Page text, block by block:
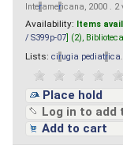
Interamericana, 2000 . 2
Availability: Items
/ S399p-07 ] (2),
Lists: cirugia pediatrica
Place hold
Log in to add
Add to cart